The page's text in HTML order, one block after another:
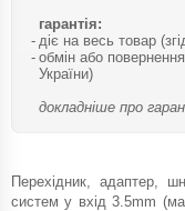
гарантія:
діє на весь товар
обмін або
України)
докладніше про
Перехідник, адаптер,
систем у вхід 3.5mm